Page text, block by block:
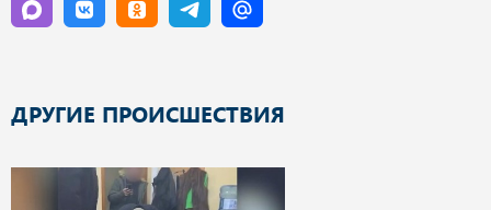
ДРУГИЕ ПРОИСШЕСТВИЯ